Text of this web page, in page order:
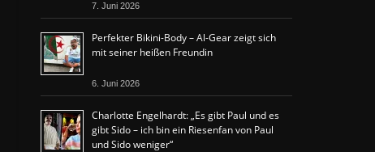
7. Juni 2026
Perfekter Bikini-Body – Al-Gear zeigt sich
mit seiner heißen Freundin
6. Juni 2026
Charlotte Engelhardt: „Es gibt Paul und es
gibt Sido – ich bin ein Riesenfan von Paul
und Sido weniger“